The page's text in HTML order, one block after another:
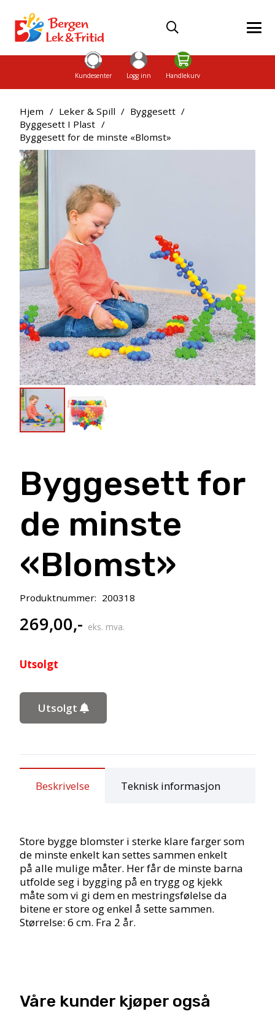
Kundesenter Logg inn Handlekurv
Hjem / Leker & Spill / Byggesett /
Byggesett I Plast /
Byggesett for de minste «Blomst»
Byggesett for
de minste
«Blomst»
Produktnummer: 200318
269,00,- eks. mva.
Utsolgt
Utsolgt
Beskrivelse Teknisk informasjon
Store bygge blomster i sterke klare farger som
de minste enkelt kan settes sammen enkelt
på alle mulige måter. Her får de minste barna
utfolde seg i bygging på en trygg og kjekk
måte som vi gi dem en mestringsfølelse da
bitene er store og enkel å sette sammen.
Størrelse: 6 cm. Fra 2 år.
Våre kunder kjøper også